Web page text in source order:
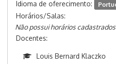
Idioma de oferecimento:
Horários/Salas:
Não possui horários
Docentes:
Louis Bernard Klaczko